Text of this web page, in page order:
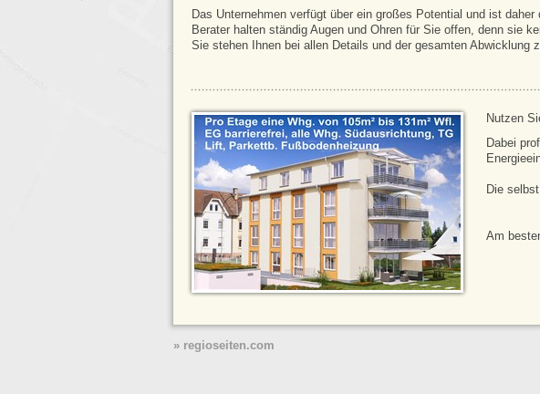
Das Unternehmen verfügt über ein großes Potential und ist
Berater halten ständig Augen und Ohren für Sie offen, denn sie
Sie stehen Ihnen bei allen Details und der gesamten Abwicklung
Nutzen
Dabei
Die
Am
» regioseiten.com